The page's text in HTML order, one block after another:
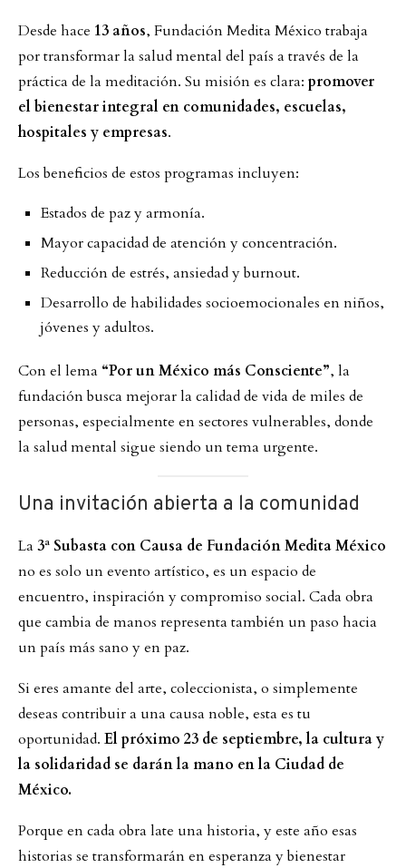
Desde hace 13 años, Fundación Medita México trabaja
por transformar la salud mental del país a través de la
práctica de la meditación. Su misión es clara: promover
el bienestar integral en comunidades, escuelas,
hospitales y empresas.
Los beneficios de estos programas incluyen:
Estados de paz y armonía.
Mayor capacidad de atención y concentración.
Reducción de estrés, ansiedad y burnout.
Desarrollo de habilidades socioemocionales en niños,
jóvenes y adultos.
Con el lema “Por un México más Consciente”, la
fundación busca mejorar la calidad de vida de miles de
personas, especialmente en sectores vulnerables, donde
la salud mental sigue siendo un tema urgente.
Una invitación abierta a la comunidad
La 3ª Subasta con Causa de Fundación Medita México
no es solo un evento artístico, es un espacio de
encuentro, inspiración y compromiso social. Cada obra
que cambia de manos representa también un paso hacia
un país más sano y en paz.
Si eres amante del arte, coleccionista, o simplemente
deseas contribuir a una causa noble, esta es tu
oportunidad. El próximo 23 de septiembre, la cultura y
la solidaridad se darán la mano en la Ciudad de
México.
Porque en cada obra late una historia, y este año esas
historias se transformarán en esperanza y bienestar